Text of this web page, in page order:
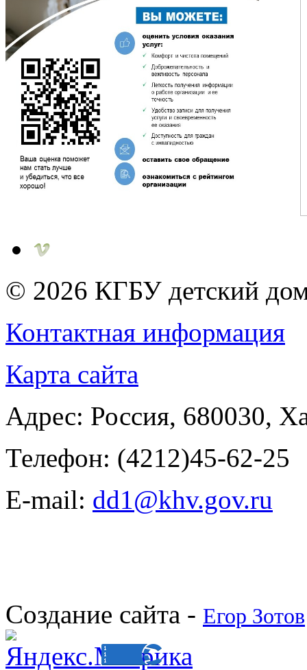
© 2026 КГБУ детский
Контактная информация
Карта сайта
Адрес: Россия, 680030,
Телефон: (4212)45-62-25
E-mail: dd1@khv.gov.ru
Создание сайта - Егор Зотов